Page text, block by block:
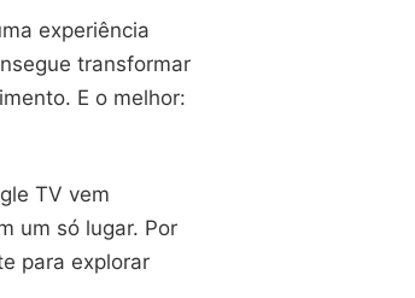
experiência
transformar
E o melhor:
TV vem
um só lugar. Por
para explorar